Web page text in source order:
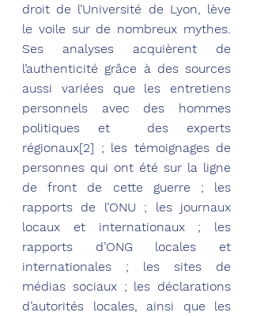
droit de l’Université de Lyon, lève
le voile sur de nombreux mythes.
Ses analyses acquièrent de
l’authenticité grâce à des sources
aussi variées que les entretiens
personnels avec des hommes
politiques et  des experts
régionaux[2] ; les témoignages de
personnes qui ont été sur la ligne
de front de cette guerre ; les
rapports de l’ONU ; les journaux
locaux et internationaux ; les
rapports d’ONG locales et
internationales ; les sites de
médias sociaux ; les déclarations
d’autorités locales, ainsi que les